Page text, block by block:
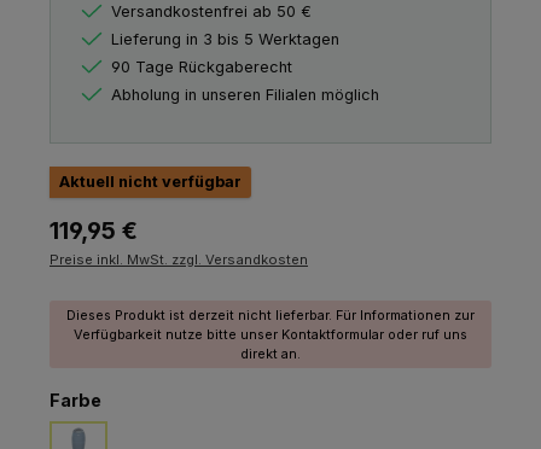
Versandkostenfrei ab 50 €
Lieferung in 3 bis 5 Werktagen
90 Tage Rückgaberecht
Abholung in unseren Filialen möglich
Aktuell nicht verfügbar
Regulärer Preis:
119,95 €
Preise inkl. MwSt. zzgl. Versandkosten
Dieses Produkt ist derzeit nicht lieferbar. Für Informationen zur
Verfügbarkeit nutze bitte unser Kontaktformular oder ruf uns
direkt an.
Farbe